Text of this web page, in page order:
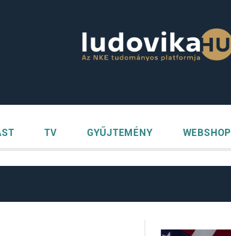
TV GYŰJTEMÉNY WEBSHOP